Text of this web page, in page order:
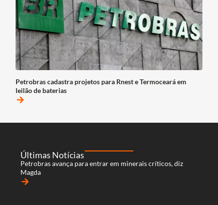
Petrobras cadastra projetos para Rnest e Termoceará em
leilão de baterias
arrow_forward
Últimas Notícias
Petrobras avança para entrar em minerais críticos, diz
Magda
arrow_forward